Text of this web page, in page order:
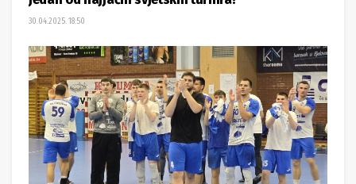
30.04.2025. 18:50